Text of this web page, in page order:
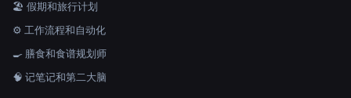
🏖 假期和旅行计划
⚙️ 工作流程和自动化
🍳 膳食和食谱规划师
🧠 记笔记和第二大脑